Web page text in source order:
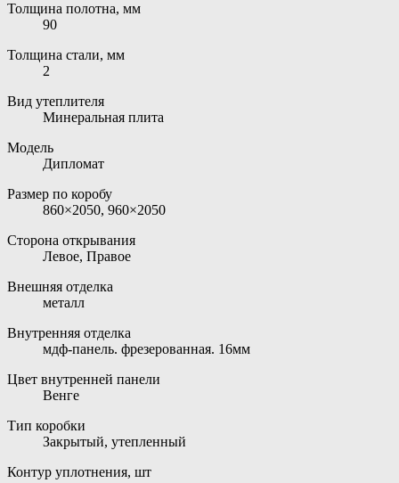
Толщина полотна, мм
90
Толщина стали, мм
2
Вид утеплителя
Минеральная плита
Модель
Дипломат
Размер по коробу
860×2050, 960×2050
Сторона открывания
Левое, Правое
Внешняя отделка
металл
Внутренняя отделка
мдф-панель. фрезерованная. 16мм
Цвет внутренней панели
Венге
Тип коробки
Закрытый, утепленный
Контур уплотнения, шт